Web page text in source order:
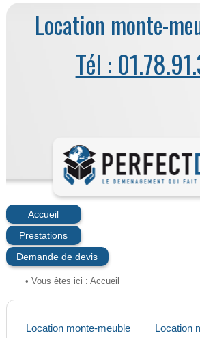
Location monte-
Tél :
Accueil
Prestations
Demande de devis
• Vous êtes ici : Accueil
Location monte-meuble
Location